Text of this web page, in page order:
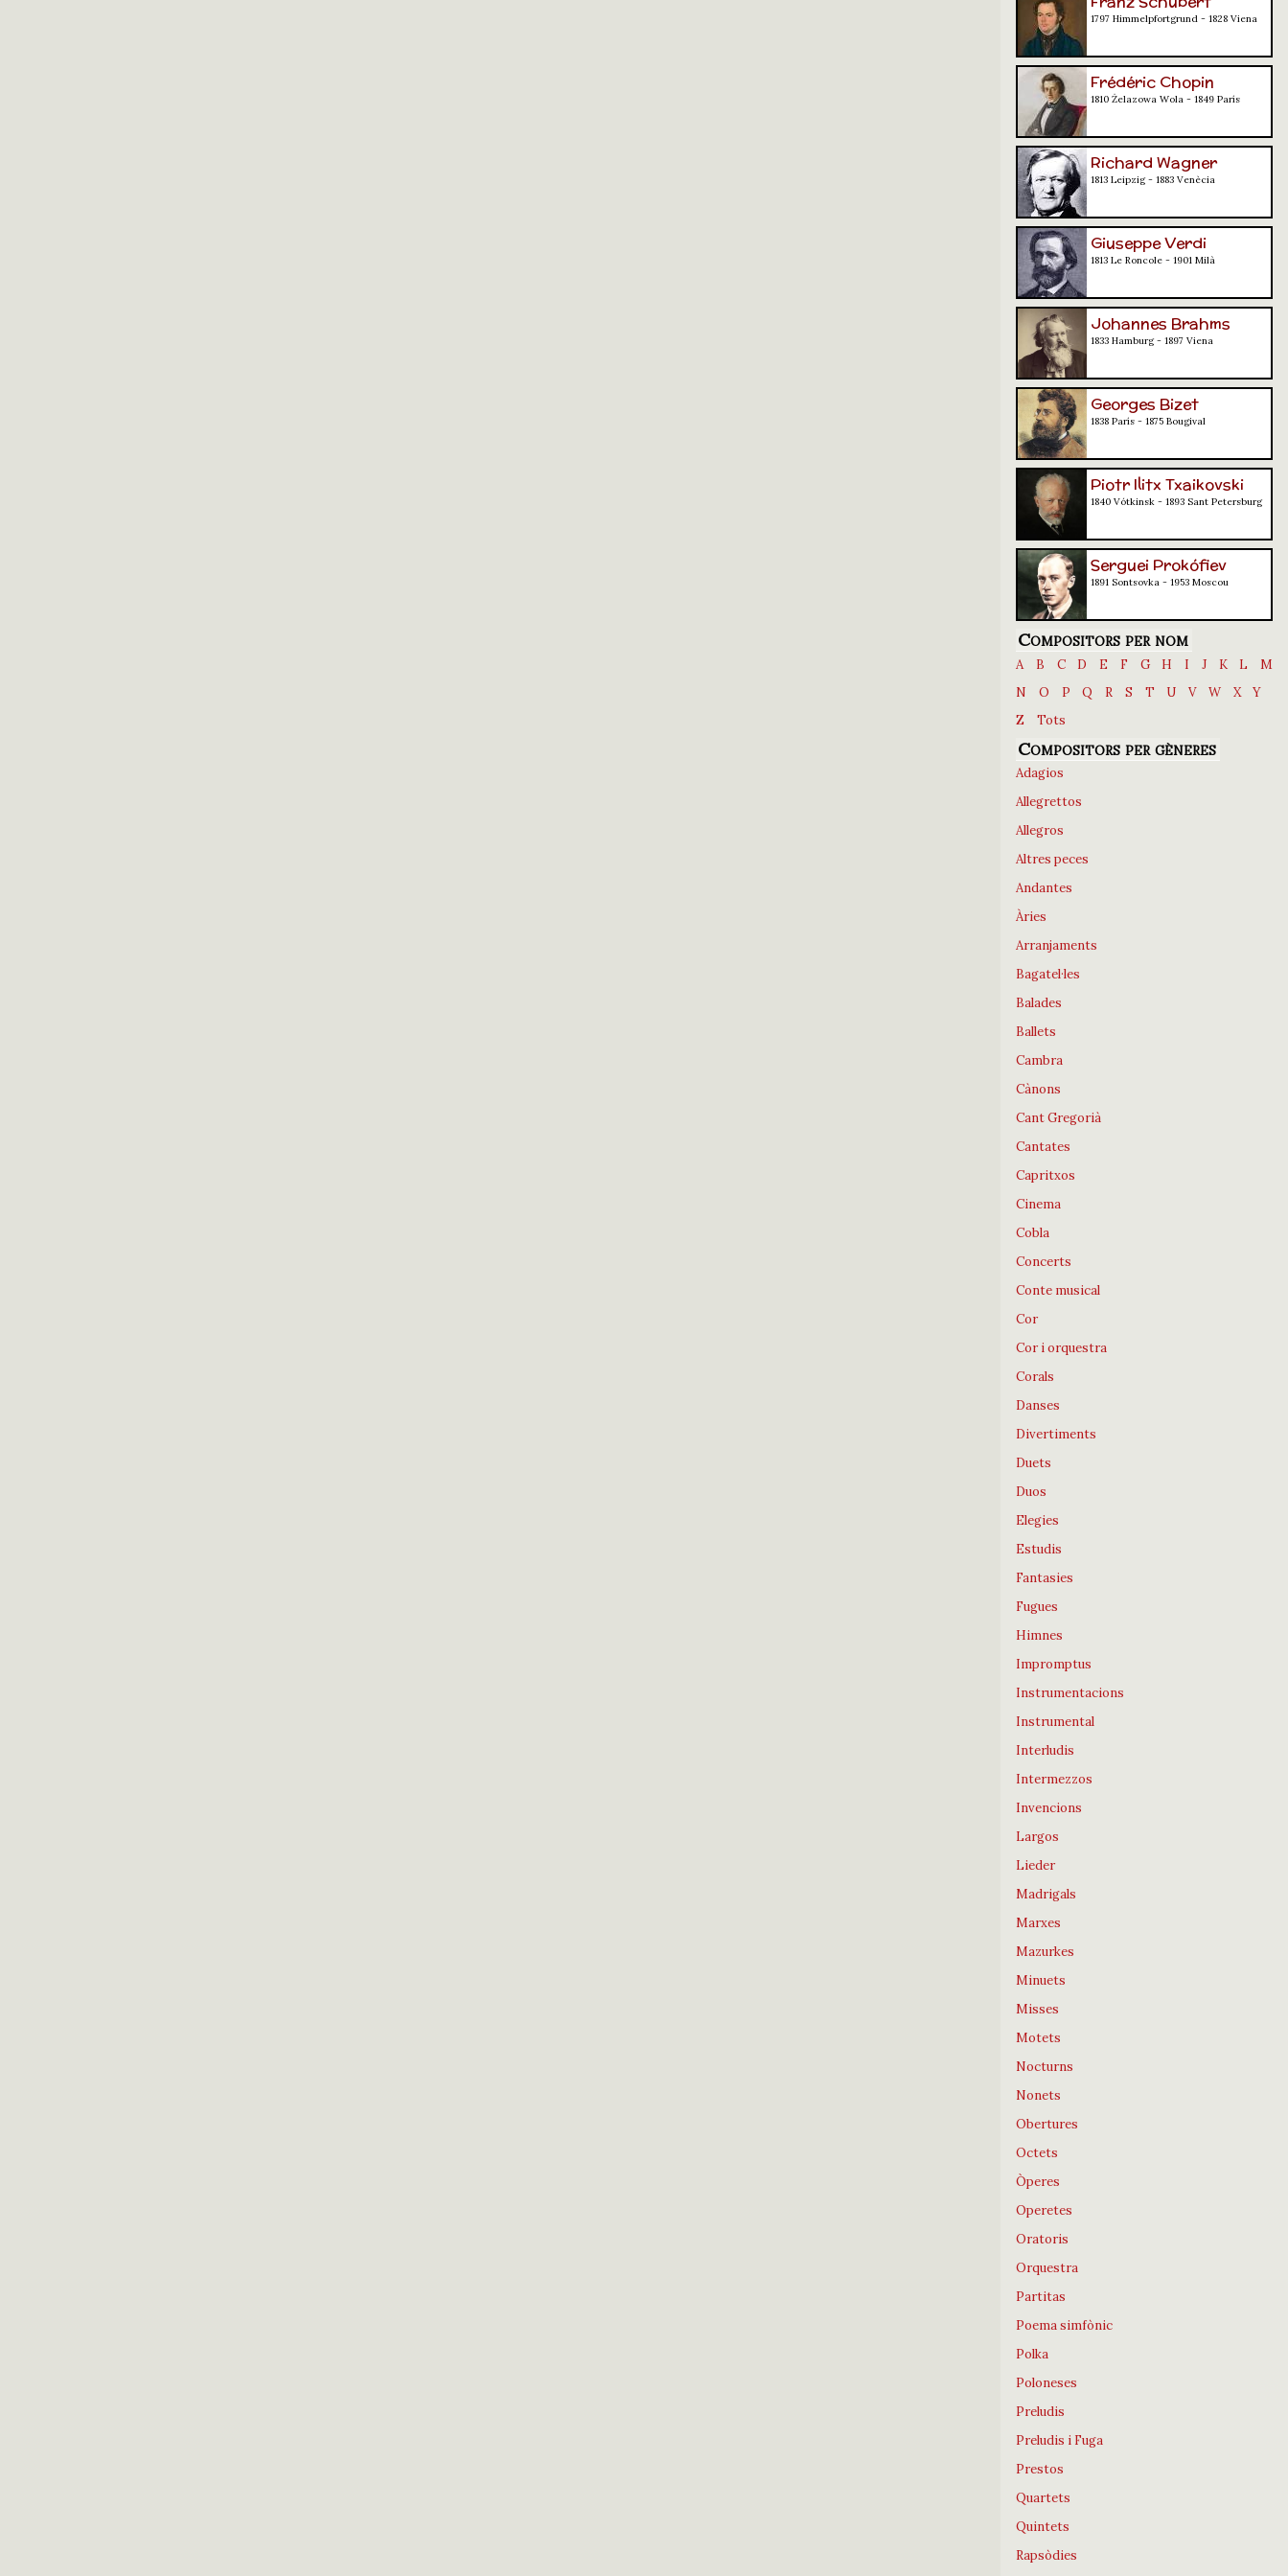
1797 Himmelpfortgrund - 1828 Viena
Frédéric Chopin
1810 Żelazowa Wola - 1849 París
Richard Wagner
1813 Leipzig - 1883 Venècia
Giuseppe Verdi
1813 Le Roncole - 1901 Milà
Johannes Brahms
1833 Hamburg - 1897 Viena
Georges Bizet
1838 París - 1875 Bougival
Piotr Ilitx Txaikovski
1840 Vótkinsk - 1893 Sant Petersburg
Serguei Prokófiev
1891 Sontsovka - 1953 Moscou
Compositors per nom
A B C D E F G H I J K L
M
N
O P Q R S T U V W X
Y
Z
Tots
Compositors per gèneres
Adagios
Allegrettos
Allegros
Altres peces
Andantes
Àries
Arranjaments
Bagatel·les
Balades
Ballets
Cambra
Cànons
Cant Gregorià
Cantates
Capritxos
Cinema
Cobla
Concerts
Conte musical
Cor
Cor i orquestra
Corals
Danses
Divertiments
Duets
Duos
Elegies
Estudis
Fantasies
Fugues
Himnes
Impromptus
Instrumentacions
Instrumental
Interludis
Intermezzos
Invencions
Largos
Lieder
Madrigals
Marxes
Mazurkes
Minuets
Misses
Motets
Nocturns
Nonets
Obertures
Octets
Òperes
Operetes
Oratoris
Orquestra
Partitas
Poema simfònic
Polka
Poloneses
Preludis
Preludis i Fuga
Prestos
Quartets
Quintets
Rapsòdies